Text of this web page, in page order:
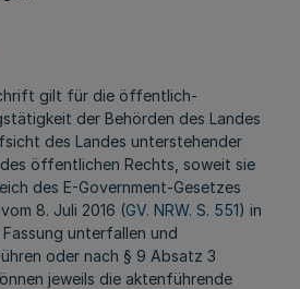
gilt für die öffentlich-
der Behörden des Landes
des Landes unterstehender
öffentlichen Rechts, soweit sie
des E-Government-Gesetzes
8. Juli 2016 (GV. NRW. S. 551) in
unterfallen und
oder nach § 9 Absatz 3
jeweils die aktenführende